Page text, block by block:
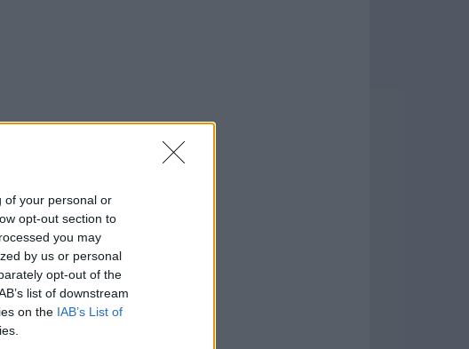
of your personal or
opt-out section to
you may
by us or personal
opt-out of the
list of downstream
on the IAB’s List of
(Más información